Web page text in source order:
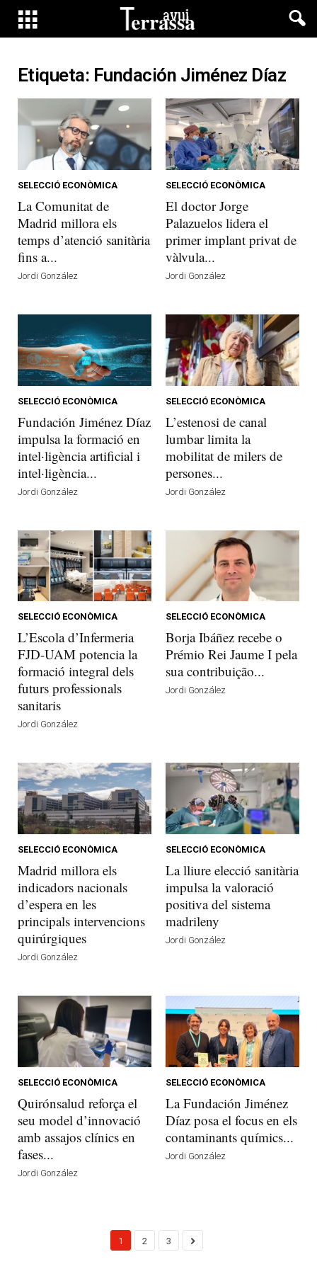
Etiqueta: Fundación Jiménez Díaz
SELECCIÓ ECONÒMICA
La Comunitat de
Madrid millora els
temps d’atenció sanitària
fins a...
Jordi González
SELECCIÓ ECONÒMICA
El doctor Jorge
Palazuelos lidera el
primer implant privat de
vàlvula...
Jordi González
SELECCIÓ ECONÒMICA
Fundación Jiménez Díaz
impulsa la formació en
intel·ligència artificial i
intel·ligència...
Jordi González
SELECCIÓ ECONÒMICA
L’estenosi de canal
lumbar limita la
mobilitat de milers de
persones...
Jordi González
SELECCIÓ ECONÒMICA
L’Escola d’Infermeria
FJD-UAM potencia la
formació integral dels
futurs professionals
sanitaris
Jordi González
SELECCIÓ ECONÒMICA
Borja Ibáñez recebe o
Prémio Rei Jaume I pela
sua contribuição...
Jordi González
SELECCIÓ ECONÒMICA
Madrid millora els
indicadors nacionals
d’espera en les
principals intervencions
quirúrgiques
Jordi González
SELECCIÓ ECONÒMICA
La lliure elecció sanitària
impulsa la valoració
positiva del sistema
madrileny
Jordi González
SELECCIÓ ECONÒMICA
Quirónsalud reforça el
seu model d’innovació
amb assajos clínics en
fases...
Jordi González
SELECCIÓ ECONÒMICA
La Fundación Jiménez
Díaz posa el focus en els
contaminants químics...
Jordi González
1 2 3